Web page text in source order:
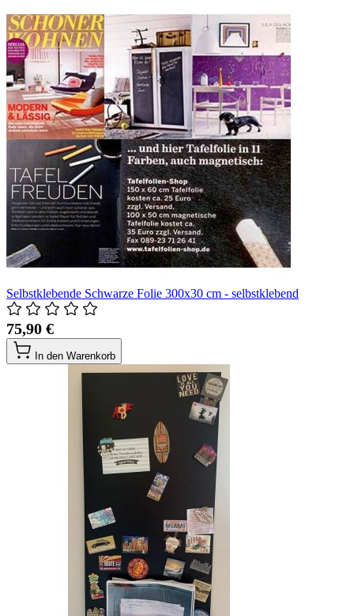
Selbstklebende Schwarze Folie 300x30 cm - selbstklebend
75,90 €
In den Warenkorb